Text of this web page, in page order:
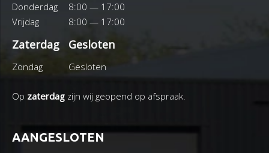
Donderdag
8:00 — 17:00
Vrijdag
8:00 — 17:00
Zaterdag Gesloten
Zondag Gesloten
Op zaterdag zijn wij geopend op afspraak.
AANGESLOTEN